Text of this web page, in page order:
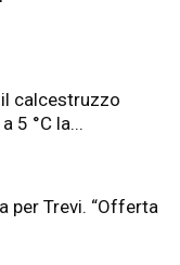
calcestruzzo
5 °C la...
per Trevi. “Offerta